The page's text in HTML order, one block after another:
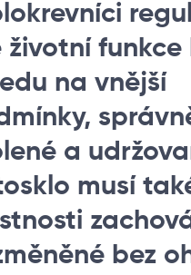
životní funkce
na vnější
a
musí
bez